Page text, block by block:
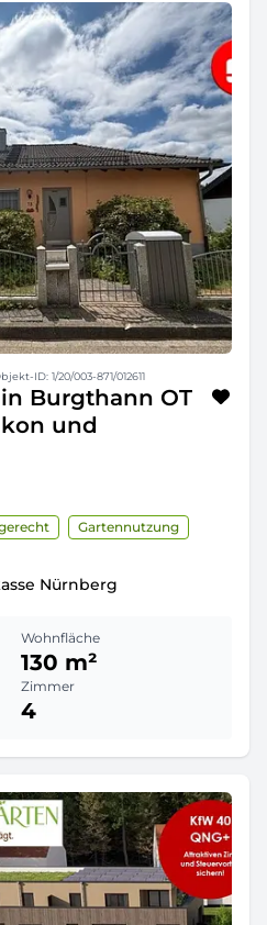
ID: 1/20/003-871/012611
Burgthann OT
und
Gartennutzung
Nürnberg
Wohnfläche
130 m²
Zimmer
4